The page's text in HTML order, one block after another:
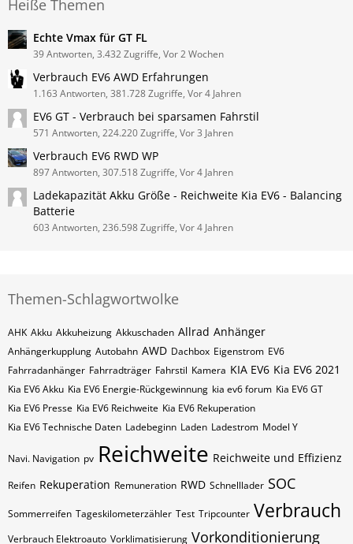
Heiße Themen
Echte Vmax für GT FL
39 Antworten, 3.432 Zugriffe, Vor 2 Wochen
Verbrauch EV6 AWD Erfahrungen
1.163 Antworten, 381.728 Zugriffe, Vor 4 Jahren
EV6 GT - Verbrauch bei sparsamen Fahrstil
571 Antworten, 224.220 Zugriffe, Vor 3 Jahren
Verbrauch EV6 RWD WP
897 Antworten, 307.518 Zugriffe, Vor 4 Jahren
Ladekapazität Akku Größe - Reichweite Kia EV6 - Balancing
Batterie
603 Antworten, 236.598 Zugriffe, Vor 4 Jahren
Themen-Schlagwortwolke
AHK Akku Akkuheizung Akkuschaden Allrad Anhänger
Anhängerkupplung Autobahn AWD Dachbox Eigenstrom EV6
Fahrradanhänger Fahrradträger Fahrstil Kamera KIA EV6 Kia EV6 2021
Kia EV6 Akku Kia EV6 Energie-Rückgewinnung kia ev6 forum Kia EV6 GT
Kia EV6 Presse Kia EV6 Reichweite Kia EV6 Rekuperation
Kia EV6 Technische Daten Ladebeginn Laden Ladestrom Model Y
Navi. Navigation pv Reichweite Reichweite und Effizienz
Reifen Rekuperation Remuneration RWD Schnelllader SOC
Sommerreifen Tageskilometerzähler Test Tripcounter Verbrauch
Verbrauch Elektroauto Vorklimatisierung Vorkonditionierung